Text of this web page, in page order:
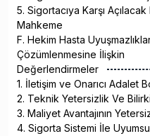
5. Sigortacıya Karşı
Mahkeme
F. Hekim Hasta
Çözümlenmesine İlişkin
Değerlendirmeler
1. İletişim ve Onarıcı Adalet
2. Teknik Yetersizlik Ve
3. Maliyet Avantajının
4. Sigorta Sistemi İle